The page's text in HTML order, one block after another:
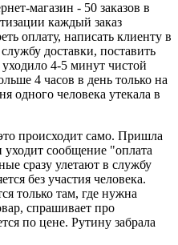
магазин - 50 заказов в
каждый заказ
оплату, написать клиенту в
доставки, поставить
уходило 4-5 минут чистой
4 часов в день только на
одного человека утекала в
происходит само. Пришла
уходит сообщение "оплата
сразу улетают в службу
без участия человека.
только там, где нужна
спрашивает про
по цене. Рутину забрала